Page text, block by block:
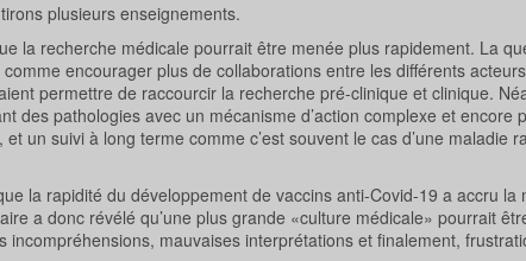
plusieurs enseignements.
la recherche médicale pourrait être menée plus rapidement. La
encourager plus de collaborations entre les différents
permettre de raccourcir la recherche pré-clinique et clinique.
des pathologies avec un mécanisme d’action complexe et encore
un suivi à long terme comme c’est souvent le cas d’une maladie
la rapidité du développement de vaccins anti-Covid-19 a accru
a donc révélé qu’une plus grande «culture médicale» pourrait
incompréhensions, mauvaises interprétations et finalement,